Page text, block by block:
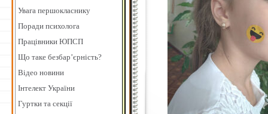
Увага першокласнику
Поради психолога
Працівники ЮПСП
Що таке безбар’єрність?
Відео новини
Інтелект України
Гуртки та секції